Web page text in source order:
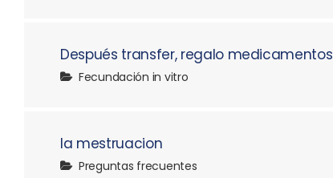
Después transfer, regalo medicamentos
Fecundación in vitro
la mestruacion
Preguntas frecuentes